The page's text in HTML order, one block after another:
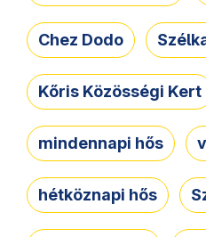
Chez Dodo
Kőris Közösségi Kert
mindennapi hős
hétköznapi hős